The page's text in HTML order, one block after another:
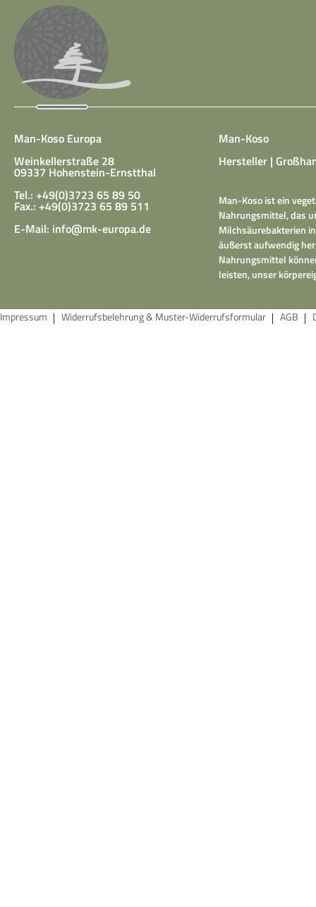
Man-Koso Europa
Weinkellerstraße 28
09337 Hohenstein-Ernstthal
Tel.: +49(0)3723 65 89 50
Fax.: +49(0)3723 65 89 511
E-Mail: info@mk-europa.de
Man-Koso
Hersteller |
Man-Koso ist ein
Nahrungsmittel, das
Milchsäurebakterien
äußerst aufwendig
Nahrungsmittel
leisten, unser
Impressum Widerrufsbelehrung & Muster-Widerrufsformular AGB